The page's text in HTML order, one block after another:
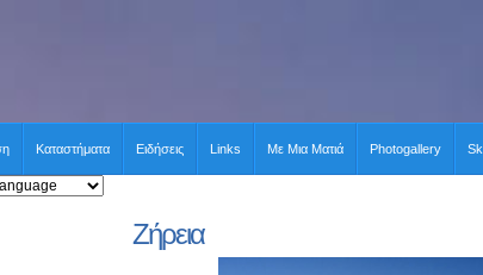
Καταστήματα Ειδήσεις Links Με Μια Ματιά Photogallery
Ζήρεια